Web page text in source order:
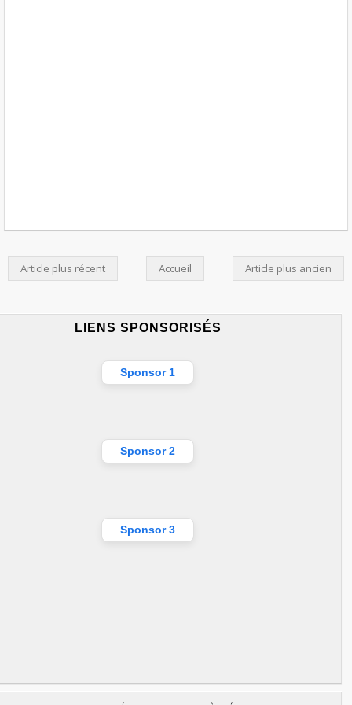
Article plus récent Article plus ancien
Accueil
LIENS SPONSORISÉS
Sponsor 1
Sponsor 2
Sponsor 3